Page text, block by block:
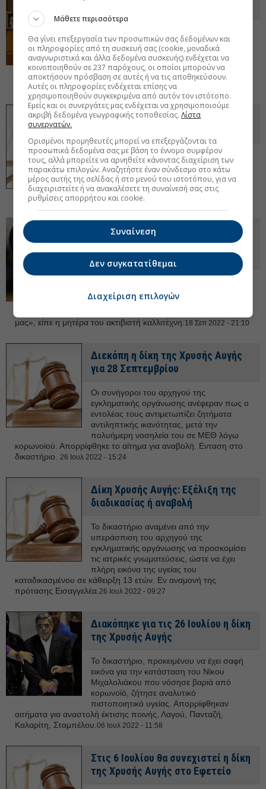
απορριφθεί η έφεση του εισαγγελέα για
επιβολή μεγαλύτερης ποινής, υπέβαλε στο
δικαστήριο ο Ηλίας Κασιδιάρης. Στις 7
Οκτωβρίου ξεκινά η κατάθεση της Μάγδας
Φύσσα.28 Σεπ 2022 - 17:09
Ναζιστικές προκλήσεις στη δίκη
Ένταση από οπαδούς του Ηλία
Κασιδιάρη. Η Μάγδα Φύσσα εκνευρισμένη
διαμαρτυρήθηκε στους αστυνομικούς: «Τι
αστυνομία είστε; Μαζέψτε τους φασίστες!
Δεν ντρέπεστε λίγο;».
Αντιφασιστική πορεία για τα 9
χρόνια από τη δολοφονία του
Παύλου Φύσσα
με τους γονείς Μάγδα και Παναγιώτη
Φύσσα επικεφαλής. Ενόψει της δίκης σε
μας», είπε η μητέρα του ακτιβιστή καλλιτέχνη. 18 Σεπ 2022 - 21:10
Διεκόπη η δίκη της Χρυσής Αυγής
για 28 Σεπτεμβρίου
Οι συνήγοροι του αρχηγού της
εγκληματικής οργάνωσης ανέφεραν πως ο
εντολέας τους αντιμετωπίζει ζητήματα
αντιληπτικής ικανότητας, μετά την
πολυήμερη νοσηλεία του σε ΜΕΘ λόγω
κορωνοϊού. Απορρίφθηκε το αίτημα για αναβολή. Ενταση στο
δικαστήριο.
26 Ιουλ 2022 - 15:24
Δίκη Χρυσής Αυγής: Εξέλιξη της
διαδικασίας ή αναβολή
Το δικαστήριο αναμένει από την
υπεράσπιση του αρχηγού της
εγκληματικής οργάνωσης να προσκομίσει
τις ιατρικές γνωματεύσεις, ώστε να έχει
πλήρη εικόνα της υγείας του
καταδικασμένου σε κάθειρξη 13 ετών. Εν αναμονή της
πρότασης Εισαγγελέα. 26 Ιουλ 2022 - 09:27
Διακόπηκε για τις 26 Ιουλίου η δίκη
της Χρυσής Αυγής
Το δικαστήριο, προκειμένου να έχει σαφή
εικόνα για την κατάσταση του Νίκου
Μιχαλολιάκου που νόσησε βαριά από
κορωνοϊό, ζήτησε αναλυτικό
πιστοποιητικό υγείας. Απορρίφθηκαν
αιτήματα για αναστολή έκτισης ποινής, Λαγού, Πανταζή,
Καλαρίτη, Σταμπέλου. 06 Ιουλ 2022 - 11:58
Στις 6 Ιουλίου θα συνεχιστεί η δίκη
της Χρυσής Αυγής στο Εφετείο
Μάθετε περισσότερα
Θα γίνει επεξεργασία των προσωπικών σας δεδομένων και
οι πληροφορίες από τη συσκευή σας (cookie, μοναδικά
αναγνωριστικά και άλλα δεδομένα συσκευής) ενδέχεται να
κοινοποιηθούν σε 237 παρόχους, οι οποίοι μπορούν να
αποκτήσουν πρόσβαση σε αυτές ή να τις αποθηκεύσουν.
Αυτές οι πληροφορίες ενδέχεται επίσης να
χρησιμοποιηθούν συγκεκριμένα από αυτόν τον ιστότοπο.
Εμείς και οι συνεργάτες μας ενδέχεται να χρησιμοποιούμε
ακριβή δεδομένα γεωγραφικής τοποθεσίας.Λίστα
συνεργατών.
Ορισμένοι προμηθευτές μπορεί να επεξεργάζονται τα
προσωπικά δεδομένα σας με βάση το έννομο συμφέρον
τους, αλλά μπορείτε να αρνηθείτε κάνοντας διαχείριση των
παρακάτω επιλογών. Αναζητήστε έναν σύνδεσμο στο κάτω
μέρος αυτής της σελίδας ή στο μενού του ιστοτόπου, για να
διαχειριστείτε ή να ανακαλέσετε τη συναίνεσή σας στις
ρυθμίσεις απορρήτου και cookie.
Συναίνεση
Δεν συγκατατίθεμαι
Διαχείριση επιλογών